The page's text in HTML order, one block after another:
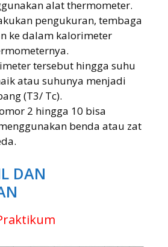
alat thermometer.
pengukuran, tembaga
ke dalam kalorimeter
tersebut hingga suhu
atau suhunya menjadi
(T3/ Tc).
2 hingga 10 bisa
benda atau zat
DAN